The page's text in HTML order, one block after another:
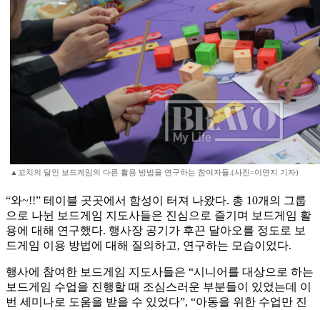
▲꼬치의 달인 보드게임의 다른 활용 방법을 연구하는 참여자들.(사진=이연지 기자)
“와~!!” 테이블 곳곳에서 함성이 터져 나왔다. 총 10개의 그룹
으로 나뉜 보드게임 지도사들은 진심으로 즐기며 보드게임 활
용에 대해 연구했다. 행사장 공기가 후끈 달아오를 정도로 보
드게임 이용 방법에 대해 질의하고, 연구하는 모습이었다.
행사에 참여한 보드게임 지도사들은 “시니어를 대상으로 하는
보드게임 수업을 진행할 때 조심스러운 부분들이 있었는데 이
번 세미나로 도움을 받을 수 있었다”, “아동을 위한 수업만 진